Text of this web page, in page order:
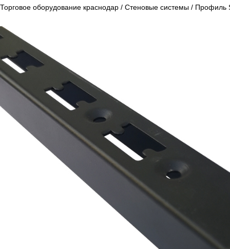
Торговое оборудование краснодар / Стеновые системы / Профиль